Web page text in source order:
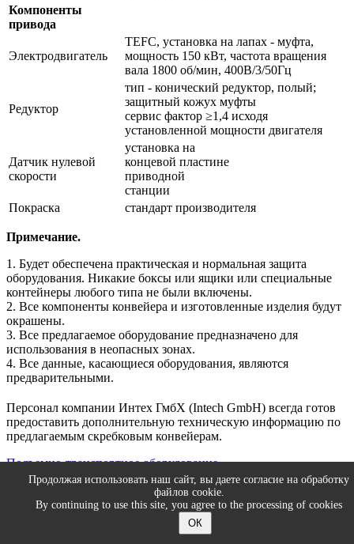
Компоненты
привода
Электродвигатель
TEFC, установка на лапах - муфта,
мощность 150 кВт, частота вращения
вала 1800 об/мин, 400В/3/50Гц
Редуктор
тип - конический редуктор, полый;
защитный кожух муфты
сервис фактор ≥1,4 исходя
установленной мощности двигателя
Датчик нулевой
скорости
установка на
концевой пластине
приводной
станции
Покраска
стандарт производителя
Примечание.
1. Будет обеспечена практическая и нормальная защита
оборудования. Никакие боксы или ящики или специальные
контейнеры любого типа не были включены.
2. Все компоненты конвейера и изготовленные изделия будут
окрашены.
3. Все предлагаемое оборудование предназначено для
использования в неопасных зонах.
4. Все данные, касающиеся оборудования, являются
предварительными.
Персонал компании Интех ГмбХ (Intech GmbH) всегда готов
предоставить дополнительную техническую информацию по
предлагаемым скребковым конвейерам.
Подъемно-транспортное оборудование
Ленточные конвейера. Конвейера крутонаклонные
Системы удаления загрязнений с ленточных транспортеров
Продолжая использовать наш сайт, вы даете согласие на обработку
файлов cookie.
By continuing to use this site, you agree to the processing of cookies
ОК